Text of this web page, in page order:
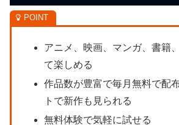
アニメ、映画、マンガ、書籍
て楽しめる
作品数が豊富で毎月無料で配
トで新作も見られる
無料体験で気軽に試せる